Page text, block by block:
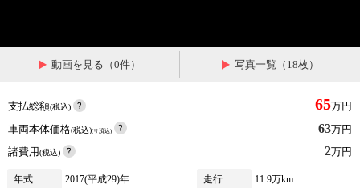
動画を見る（0件） 写真一覧（18枚）
支払総額(税込) 65万円
車両本体価格(税込)(リ済込) 63万円
諸費用(税込) 2万円
年式 2017(平成29)年 走行
11.9万km